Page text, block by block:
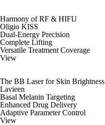
Harmony of RF & HIFU
Oligio KISS
Dual-Energy Precision
Complete Lifting
Versatile Treatment Coverage
View
The BB Laser for Skin Brightness
Lavieen
Basal Melanin Targeting
Enhanced Drug Delivery
Adaptive Parameter Control
View